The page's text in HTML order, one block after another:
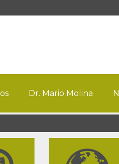
Dr. Mario Molina